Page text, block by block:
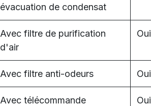
évacuation de condensat
Avec filtre de purification
d'air
Oui
Avec filtre anti-odeurs Oui
Avec télécommande Oui